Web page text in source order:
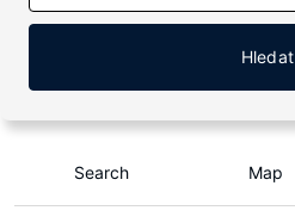
Hledat
Search Map